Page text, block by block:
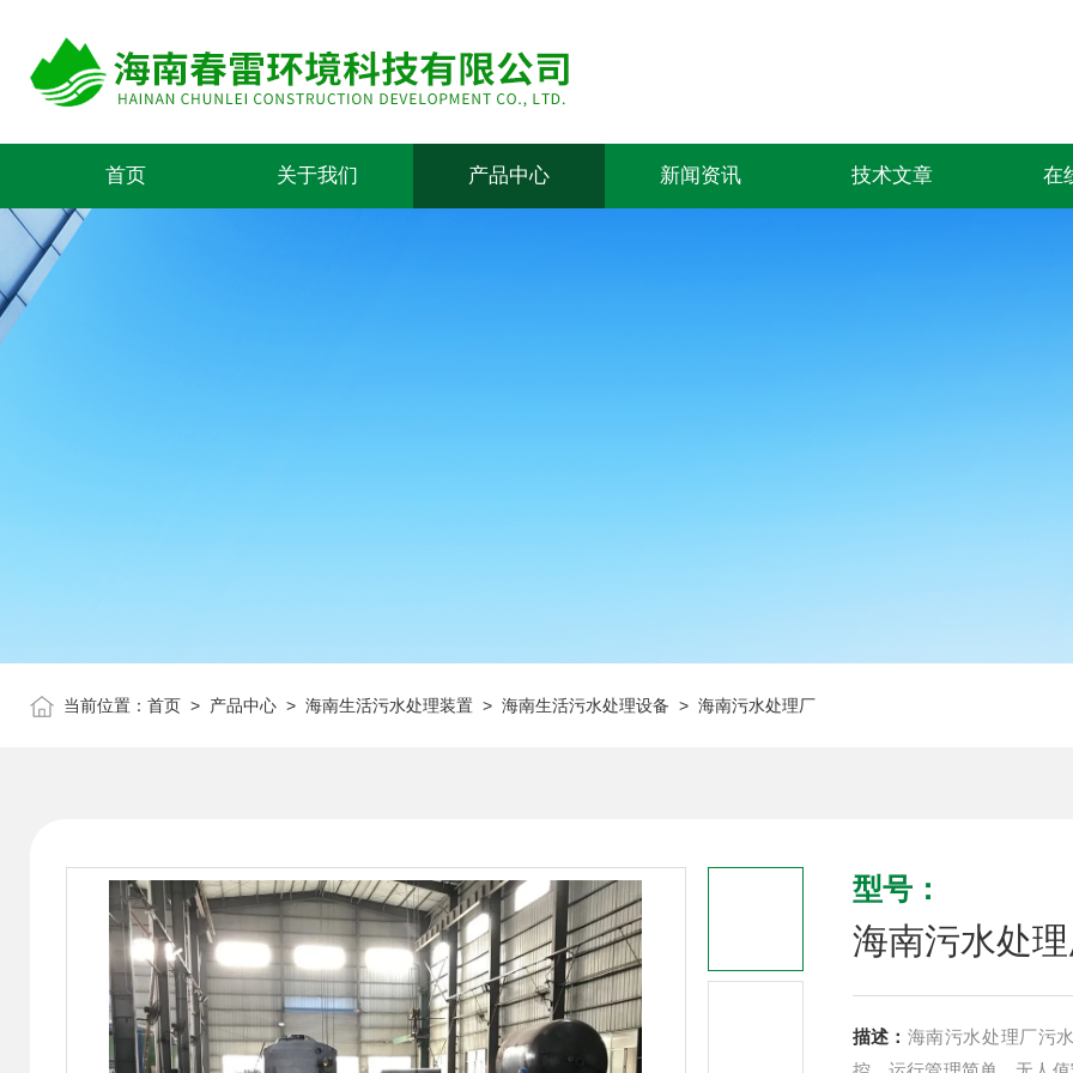
首页 关于我们 产品中心 新闻资讯 技术文章 在
当前位置： 首页 > 产品中心 > 海南生活污水处理装置 > 海南生活污水处理设备 > 海南污水处理厂
型号：
海南污水处
描述： 海南污水处理厂污